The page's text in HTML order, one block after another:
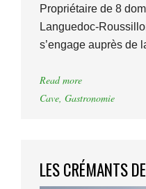
Propriétaire de 8
Languedoc-
s’engage auprès de
Read more
Cave, Gastronomie
LES CRÉMANTS